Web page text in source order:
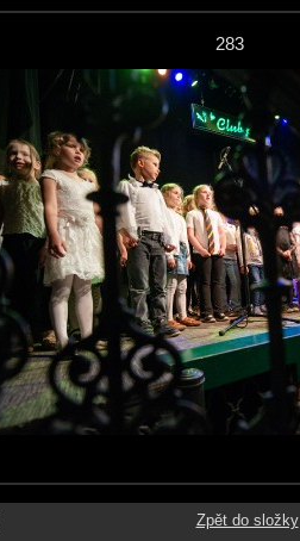
283
Zpět do složky